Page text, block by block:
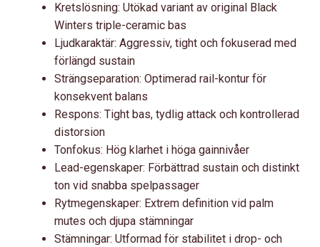
Kretslösning: Utökad variant av original Black
Winters triple-ceramic bas
Ljudkaraktär: Aggressiv, tight och fokuserad med
förlängd sustain
Strängseparation: Optimerad rail-kontur för
konsekvent balans
Respons: Tight bas, tydlig attack och kontrollerad
distorsion
Tonfokus: Hög klarhet i höga gainnivåer
Lead-egenskaper: Förbättrad sustain och distinkt
ton vid snabba spelpassager
Rytmegenskaper: Extrem definition vid palm
mutes och djupa stämningar
Stämningar: Utformad för stabilitet i drop- och